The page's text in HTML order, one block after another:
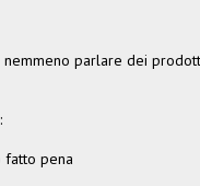
parlare dei
fatto pena